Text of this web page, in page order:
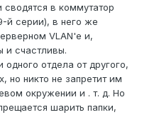
в коммутатор
й серии), в него же
VLAN'е и,
и счастливы.
отдела от другого,
но никто не запретит им
окружении и . т. д. Но
шарить папки,